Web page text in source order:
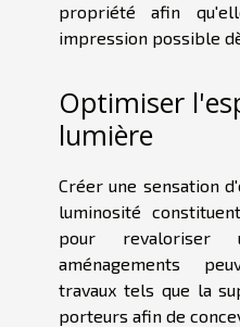
propriété afin
impression possible
Optimiser
lumière
Créer une sensation
luminosité
pour revaloriser
aménagements
travaux tels que la
porteurs afin de